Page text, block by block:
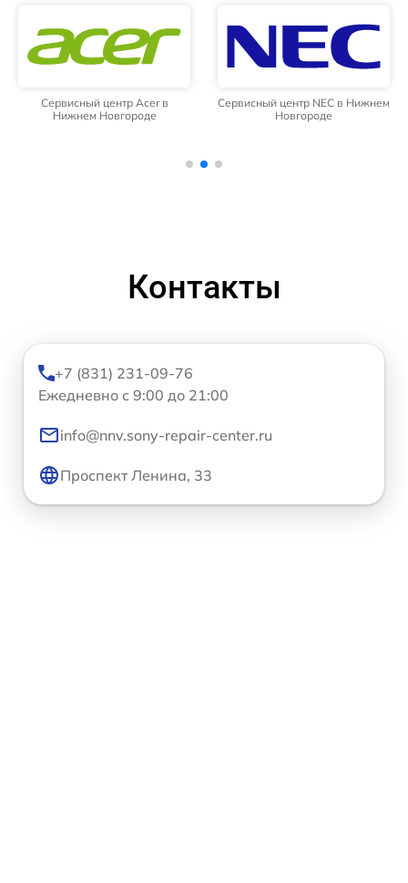
Сервисный центр Acer в
Нижнем Новгороде
Сервисный центр NEC в Нижнем
Новгороде
Контакты
+7 (831) 231-09-76
Ежедневно с 9:00 до 21:00
info@nnv.sony-repair-center.ru
Проспект Ленина, 33